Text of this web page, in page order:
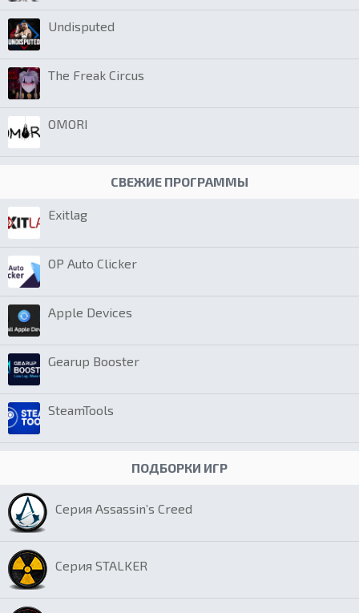
Undisputed
The Freak Circus
OMORI
СВЕЖИЕ ПРОГРАММЫ
Exitlag
OP Auto Clicker
Apple Devices
Gearup Booster
SteamTools
ПОДБОРКИ ИГР
Серия Assassin’s Creed
Серия STALKER